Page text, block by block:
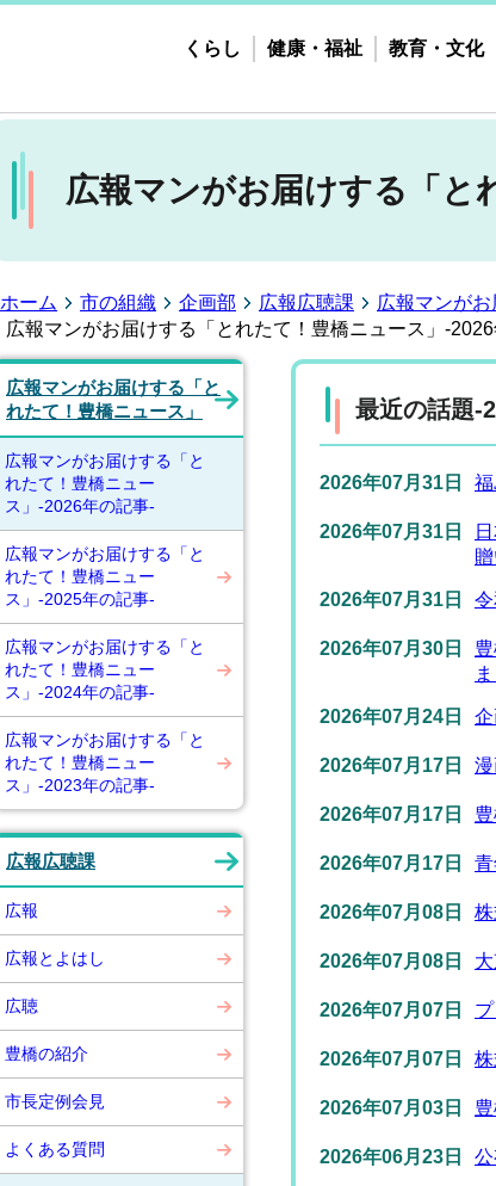
くらし 健康・福祉 教育・文化
広報マンがお届けする「と
ホーム 市の組織 企画部 広報広聴課
広報マンがお
広報マンがお届けする「とれたて！豊橋ニュース」-
広報マンがお届けする「と
れたて！豊橋ニュース」
広報マンがお届けする「と
れたて！豊橋ニュー
ス」-2026年の記事-
広報マンがお届けする「と
れたて！豊橋ニュー
ス」-2025年の記事-
広報マンがお届けする「と
れたて！豊橋ニュー
ス」-2024年の記事-
広報マンがお届けする「と
れたて！豊橋ニュー
ス」-2023年の記事-
広報広聴課
広報
広報とよはし
広聴
豊橋の紹介
市長定例会見
よくある質問
最近の話題-
2026年07月31日
2026年07月31日
2026年07月31日
2026年07月30日
2026年07月24日
2026年07月17日
2026年07月17日
2026年07月17日
2026年07月08日
2026年07月08日
2026年07月07日
2026年07月07日
2026年07月03日
2026年06月23日